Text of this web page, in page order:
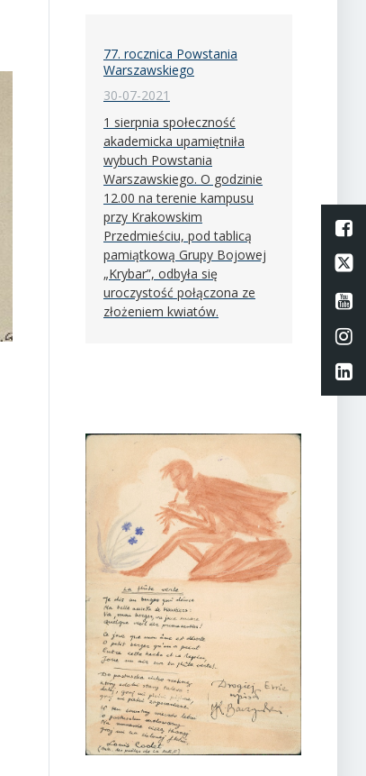
77. rocznica Powstania
Warszawskiego
30-07-2021
1 sierpnia społeczność
akademicka upamiętniła
wybuch Powstania
Warszawskiego. O godzinie
12.00 na terenie kampusu
przy Krakowskim
Przedmieściu, pod tablicą
pamiątkową Grupy Bojowej
„Krybar”, odbyła się
uroczystość połączona ze
złożeniem kwiatów.